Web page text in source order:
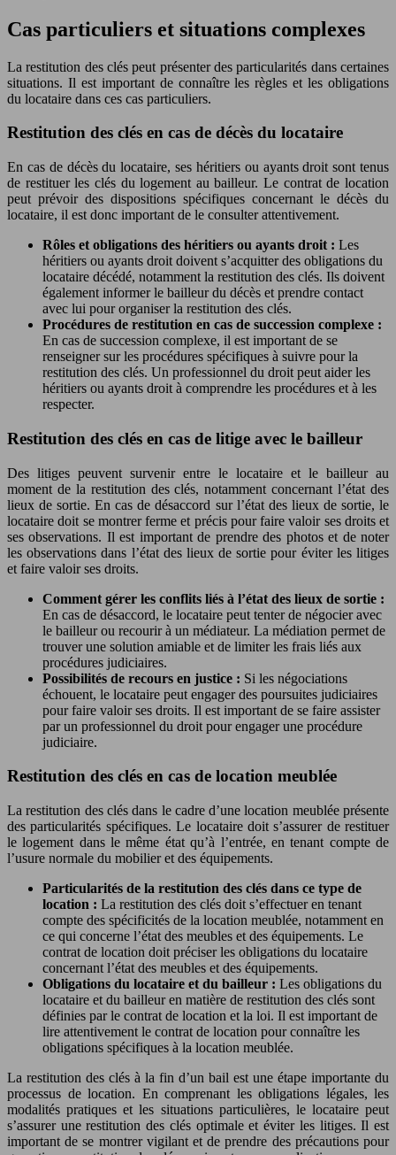
Cas particuliers et situations complexes
La restitution des clés peut présenter des particularités dans certaines
situations. Il est important de connaître les règles et les obligations
du locataire dans ces cas particuliers.
Restitution des clés en cas de décès du locataire
En cas de décès du locataire, ses héritiers ou ayants droit sont tenus
de restituer les clés du logement au bailleur. Le contrat de location
peut prévoir des dispositions spécifiques concernant le décès du
locataire, il est donc important de le consulter attentivement.
Rôles et obligations des héritiers ou ayants droit : Les
héritiers ou ayants droit doivent s’acquitter des obligations du
locataire décédé, notamment la restitution des clés. Ils doivent
également informer le bailleur du décès et prendre contact
avec lui pour organiser la restitution des clés.
Procédures de restitution en cas de succession complexe :
En cas de succession complexe, il est important de se
renseigner sur les procédures spécifiques à suivre pour la
restitution des clés. Un professionnel du droit peut aider les
héritiers ou ayants droit à comprendre les procédures et à les
respecter.
Restitution des clés en cas de litige avec le bailleur
Des litiges peuvent survenir entre le locataire et le bailleur au
moment de la restitution des clés, notamment concernant l’état des
lieux de sortie. En cas de désaccord sur l’état des lieux de sortie, le
locataire doit se montrer ferme et précis pour faire valoir ses droits et
ses observations. Il est important de prendre des photos et de noter
les observations dans l’état des lieux de sortie pour éviter les litiges
et faire valoir ses droits.
Comment gérer les conflits liés à l’état des lieux de sortie :
En cas de désaccord, le locataire peut tenter de négocier avec
le bailleur ou recourir à un médiateur. La médiation permet de
trouver une solution amiable et de limiter les frais liés aux
procédures judiciaires.
Possibilités de recours en justice : Si les négociations
échouent, le locataire peut engager des poursuites judiciaires
pour faire valoir ses droits. Il est important de se faire assister
par un professionnel du droit pour engager une procédure
judiciaire.
Restitution des clés en cas de location meublée
La restitution des clés dans le cadre d’une location meublée présente
des particularités spécifiques. Le locataire doit s’assurer de restituer
le logement dans le même état qu’à l’entrée, en tenant compte de
l’usure normale du mobilier et des équipements.
Particularités de la restitution des clés dans ce type de
location : La restitution des clés doit s’effectuer en tenant
compte des spécificités de la location meublée, notamment en
ce qui concerne l’état des meubles et des équipements. Le
contrat de location doit préciser les obligations du locataire
concernant l’état des meubles et des équipements.
Obligations du locataire et du bailleur : Les obligations du
locataire et du bailleur en matière de restitution des clés sont
définies par le contrat de location et la loi. Il est important de
lire attentivement le contrat de location pour connaître les
obligations spécifiques à la location meublée.
La restitution des clés à la fin d’un bail est une étape importante du
processus de location. En comprenant les obligations légales, les
modalités pratiques et les situations particulières, le locataire peut
s’assurer une restitution des clés optimale et éviter les litiges. Il est
important de se montrer vigilant et de prendre des précautions pour